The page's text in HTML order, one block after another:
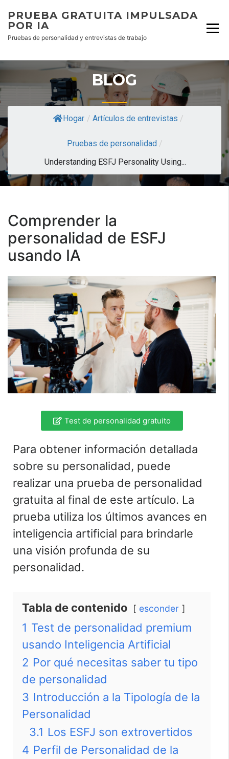
PRUEBA GRATUITA IMPULSADA
POR IA
Pruebas de personalidad y entrevistas de trabajo
BLOG
Hogar / Artículos de entrevistas /
Pruebas de personalidad /
Understanding ESFJ Personality Using...
Comprender la
personalidad de ESFJ
usando IA
Test de personalidad gratuito
Para obtener información detallada
sobre su personalidad, puede
realizar una prueba de personalidad
gratuita al final de este artículo. La
prueba utiliza los últimos avances en
inteligencia artificial para brindarle
una visión profunda de su
personalidad.
Tabla de contenido esconder
1 Test de personalidad premium
usando Inteligencia Artificial
2 Por qué necesitas saber tu tipo
de personalidad
3 Introducción a la Tipología de la
Personalidad
3.1 Los ESFJ son extrovertidos
4 Perfil de Personalidad de la